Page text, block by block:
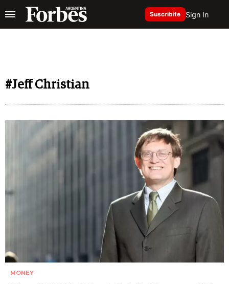
Suscribite Sign In
#Jeff Christian
MONEY